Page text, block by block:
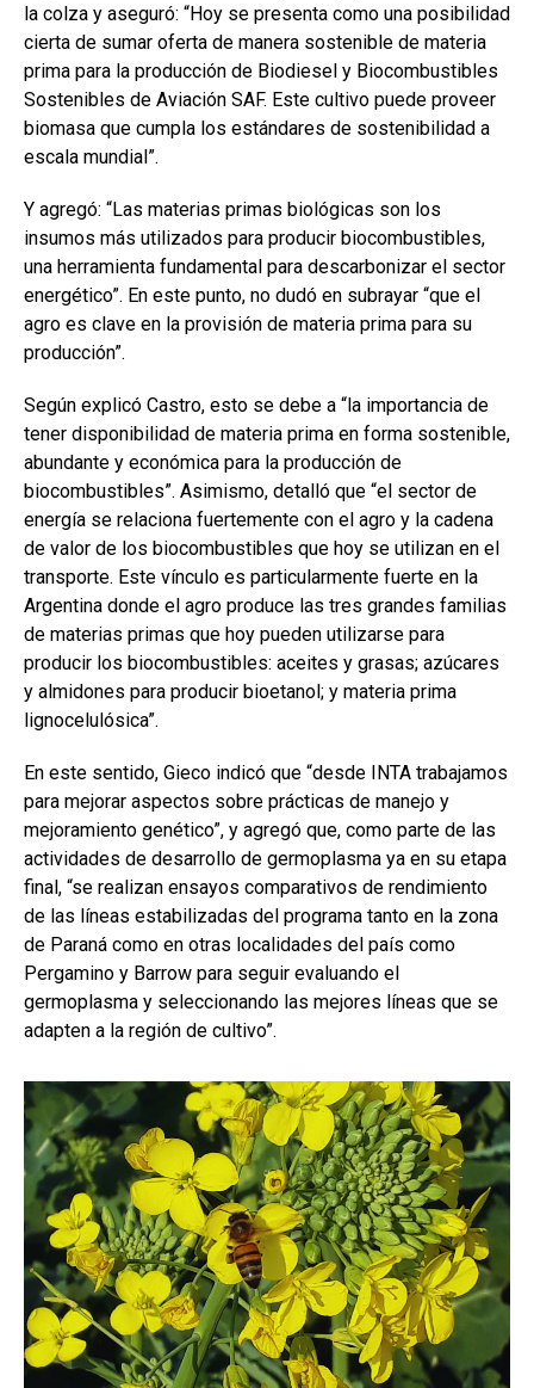
la colza y aseguró: “Hoy se presenta como una posibilidad
cierta de sumar oferta de manera sostenible de materia
prima para la producción de Biodiesel y Biocombustibles
Sostenibles de Aviación SAF. Este cultivo puede proveer
biomasa que cumpla los estándares de sostenibilidad a
escala mundial”.
Y agregó: “Las materias primas biológicas son los
insumos más utilizados para producir biocombustibles,
una herramienta fundamental para descarbonizar el sector
energético”. En este punto, no dudó en subrayar “que el
agro es clave en la provisión de materia prima para su
producción”.
Según explicó Castro, esto se debe a “la importancia de
tener disponibilidad de materia prima en forma sostenible,
abundante y económica para la producción de
biocombustibles”. Asimismo, detalló que “el sector de
energía se relaciona fuertemente con el agro y la cadena
de valor de los biocombustibles que hoy se utilizan en el
transporte. Este vínculo es particularmente fuerte en la
Argentina donde el agro produce las tres grandes familias
de materias primas que hoy pueden utilizarse para
producir los biocombustibles: aceites y grasas; azúcares
y almidones para producir bioetanol; y materia prima
lignocelulósica”.
En este sentido, Gieco indicó que “desde INTA trabajamos
para mejorar aspectos sobre prácticas de manejo y
mejoramiento genético”, y agregó que, como parte de las
actividades de desarrollo de germoplasma ya en su etapa
final, “se realizan ensayos comparativos de rendimiento
de las líneas estabilizadas del programa tanto en la zona
de Paraná como en otras localidades del país como
Pergamino y Barrow para seguir evaluando el
germoplasma y seleccionando las mejores líneas que se
adapten a la región de cultivo”.